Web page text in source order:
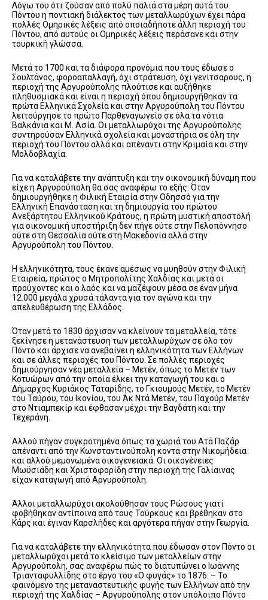
Λόγω του ότι ζούσαν από πολύ παλιά στα μέρη αυτά του
Πόντου η ποντιακή διάλεκτος των μεταλλωρύχων έχει πάρα
πολλές Ομηρικές λέξεις από οποιαδήποτε άλλη περιοχή του
Πόντου, από αυτούς οι Ομηρικές λέξεις περάσανε και στην
τουρκική γλώσσα.
Μετά το 1700 και τα διάφορα προνόμια που τους έδωσε ο
Σουλτάνος, φοροαπαλλαγή, όχι στράτευση, όχι γενίτσαρους, η
περιοχή της Αργυρούπολης πλούτισε και αυξήθηκε
πληθυσμιακά και είναι η περιοχή όπου δημιουργήθηκαν τα
πρώτα Ελληνικά Σχολεία και στην Αργυρούπολη του Πόντου
λειτούργησε το πρώτο Παρθεναγωγείο σε όλα τα νότια
Βαλκάνια και Μ. Ασία. Οι μεταλλωρύχοι της Αργυρούπολης
συντηρούσαν Ελληνικά σχολεία και μοναστήρια σε όλη την
περιοχή του Πόντου αλλά και απέναντι στην Κριμαία και στην
Μολδοβλαχία.
Για να καταλάβετε την ανάπτυξη και την οικονομική δύναμη που
είχε η Αργυρούπολη θα σας αναφέρω το εξής: Όταν
δημιουργήθηκε η Φιλική Εταιρία στην Οδησσό για την
Ελληνική Επανάσταση και τη δημιουργία του πρώτου
Ανεξάρτητου Ελληνικού Κράτους, η πρώτη μυστική αποστολή
για οικονομική υποστήριξη δεν πήγε ούτε στην Πελοπόννησο
ούτε στη Θεσσαλία ούτε στη Μακεδονία αλλά στην
Αργυρούπολη του Πόντου.
Η ελληνικότητα, τους έκανε αμέσως να μυηθούν στην Φιλική
Εταιρεία, πρώτος ο Μητροπολίτης Χαλδίας και μετά οι
προύχοντες και ο λαός και να μαζέψουν μέσα σε έναν μήνα
12.000 μεγάλα χρυσά τάλαντα για τον αγώνα και την
απελευθέρωση της Ελλάδος.
Όταν μετά το 1830 άρχισαν να κλείνουν τα μεταλλεία, τότε
ξεκίνησε η μετανάστευση των μεταλλωρύχων σε όλο τον
Πόντο και άρχισε να ανεβαίνει η ελληνικότητα των Ελλήνων
και σε άλλες περιοχές του Πόντου. Σε πολλές περιοχές
δημιούργησαν νέα μεταλλεία – Μετέν, όπως το Μετέν των
Κοτυώρων από την οποία έλκει την καταγωγή του και ο
Δήμαρχος Κυριάκος Ταταρίδης, το Γκιουμούς Μετέν, το Μετέν
του Ταύρου, του Ικονίου, του Άκ Ντά Μετέν, του Παχούρ Μετέν
στο Ντιαμπεκίρ και έφθασαν μέχρι την Βαγδάτη και την
Τεχεράνη.
Αλλού πήγαν συγκροτημένα όπως τα χωριά του Ατά Παζάρ
απέναντι από την Κωνσταντινούπολη κοντά στην Νικομήδεια
και αλλού μεμονωμένα οικογενειακά. Οι οικογένειες
Μωϋσιάδη και Χριστοφορίδη στην περιοχή της Γαλίαινας
είχαν καταγωγή από Αργυρούπολη.
Άλλοι μεταλλωρύχοι ακολούθησαν τους Ρώσους γιατί
φοβήθηκαν αντίποινα από τους Τούρκους και βρέθηκαν στο
Κάρς και έγιναν Καρσλήδες και αργότερα πήγαν στην Γεωργία.
Για να καταλάβετε την ελληνικότητα που έδωσαν στον Πόντο οι
μεταλλωρύχοι μετά το κλείσιμο των μεταλλείων στην
Αργυρούπολη, σας αναφέρω πώς το διατυπώνει ο Ιωάννης
Τριανταφυλλίδης στο έργο του «Ο φυγάς» το 1876: – Το
φαινόμενο της μεταναστευτικής φυγής των Ελλήνων από την
περιοχή της Χαλδίας – Αργυρούπολης στον υπόλοιπο Πόντο